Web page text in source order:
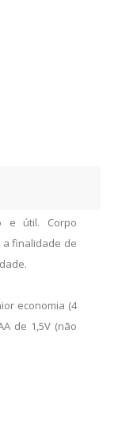
e útil. Corpo
a finalidade de
economia (4
de 1,5V (não